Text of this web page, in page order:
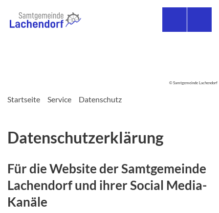
© Samtgemeinde Lachendorf
Startseite Service Datenschutz
Datenschutzerklärung
Für die Website der Samtgemeinde
Lachendorf und ihrer Social Media-
Kanäle